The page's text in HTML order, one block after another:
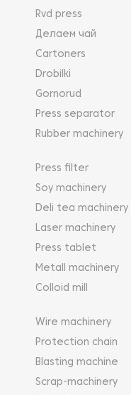
Rvd press
Делаем чай
Cartoners
Drobilki
Gornorud
Press separator
Rubber machinery
Press filter
Soy machinery
Deli tea machinery
Laser machinery
Press tablet
Metall machinery
Colloid mill
Wire machinery
Protection chain
Blasting machine
Scrap-machinery